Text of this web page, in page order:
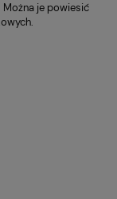
Można je powiesić